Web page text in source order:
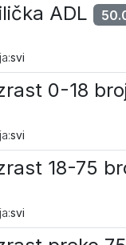
ADL
svi
0-18
svi
18-75
svi